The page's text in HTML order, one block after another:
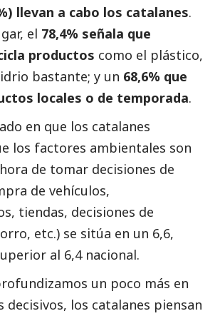
llevan a cabo los catalanes.
el 78,4% señala que
productos como el plástico,
bastante; y un 68,6% que
locales o de temporada.
en que los catalanes
los factores ambientales son
de tomar decisiones de
de vehículos,
tiendas, decisiones de
etc.) se sitúa en un 6,6,
al 6,4 nacional.
un poco más en
decisivos, los catalanes piensan